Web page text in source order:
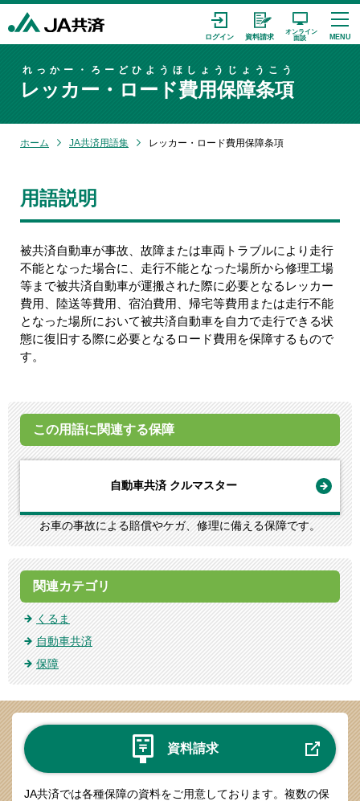
レッカー・ロード費用保障条項
れっかー・ろーどひようほしょうじょうこう
ホーム JA共済用語集 レッカー・ロード費用保障条項
用語説明
被共済自動車が事故、故障または車両トラブルにより走行
不能となった場合に、走行不能となった場所から修理工場
等まで被共済自動車が運搬された際に必要となるレッカー
費用、陸送等費用、宿泊費用、帰宅等費用または走行不能
となった場所において被共済自動車を自力で走行できる状
態に復旧する際に必要となるロード費用を保障するもので
す。
この用語に関連する保障
自動車共済 クルマスター
お車の事故による賠償やケガ、修理に備える保障です。
関連カテゴリ
くるま
自動車共済
保障
資料請求
JA共済では各種保障の資料をご用意しております。 複数の保